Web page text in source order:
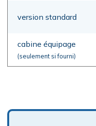
version standard
cabine équipage
(seulement si fourni)